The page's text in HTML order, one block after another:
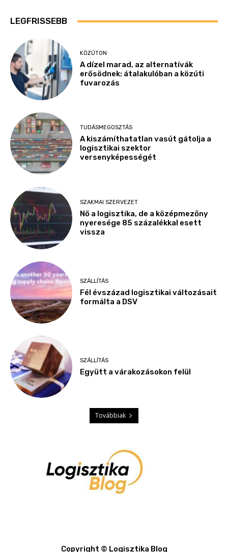
LEGFRISSEBB
KÖZÚTON
A dízel marad, az alternatívák
erősödnek: átalakulóban a közúti
fuvarozás
TUDÁSMEGOSZTÁS
A kiszámíthatatlan vasút gátolja a
logisztikai szektor
versenyképességét
SZAKMAI SZERVEZET
Nő a logisztika, de a középmezőny
nyeresége 85 százalékkal esett
vissza
SZÁLLÍTÁS
Fél évszázad logisztikai változásait
formálta a DSV
SZÁLLÍTÁS
Együtt a várakozásokon felül
Továbbiak
Copyright © Logisztika Blog